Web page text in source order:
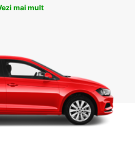
mai mult